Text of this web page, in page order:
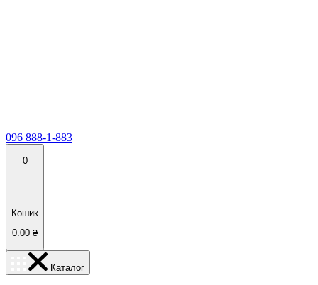
096 888-1-883
0
Кошик
0.00 ₴
Каталог